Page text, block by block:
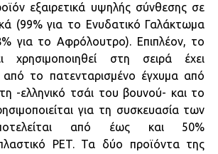
εξαιρετικά υψηλής σύνθεσης σε
(99% για το Ενυδατικό Γαλάκτωμα
για το Αφρόλουτρο). Επιπλέον, το
χρησιμοποιηθεί στη σειρά έχει
από το πατενταρισμένο έγχυμα από
-ελληνικό τσάι του βουνού- και το
για τη συσκευασία των
από έως και 50%
PET. Τα δύο προϊόντα της